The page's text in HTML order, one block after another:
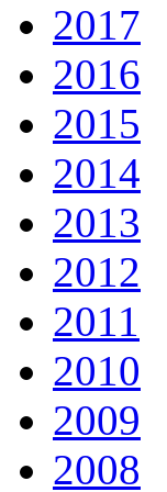
2017
2016
2015
2014
2013
2012
2011
2010
2009
2008